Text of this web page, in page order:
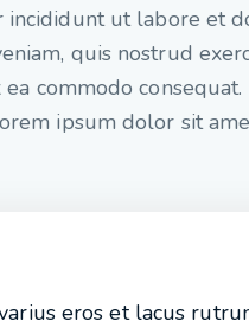
incididunt ut labore et
quis nostrud
commodo
ipsum dolor sit
eros et lacus